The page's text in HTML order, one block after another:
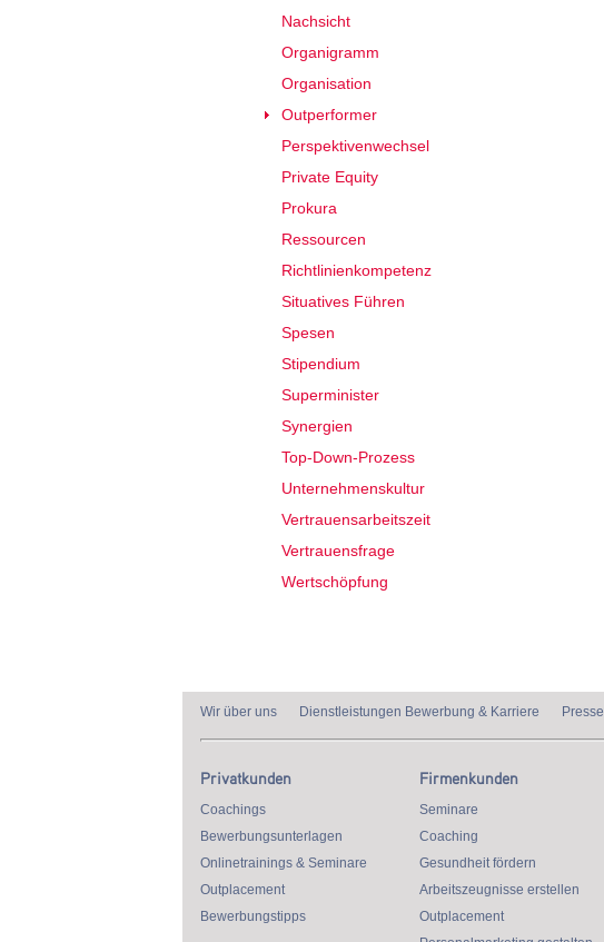
Nachsicht
Organigramm
Organisation
Outperformer
Perspektivenwechsel
Private Equity
Prokura
Ressourcen
Richtlinienkompetenz
Situatives Führen
Spesen
Stipendium
Superminister
Synergien
Top-Down-Prozess
Unternehmenskultur
Vertrauensarbeitszeit
Vertrauensfrage
Wertschöpfung
Wir über uns Dienstleistungen Bewerbung & Karriere Presse
Privatkunden
Coachings
Bewerbungsunterlagen
Onlinetrainings & Seminare
Outplacement
Bewerbungstipps
Firmenkunden
Seminare
Coaching
Gesundheit fördern
Arbeitszeugnisse erstellen
Outplacement